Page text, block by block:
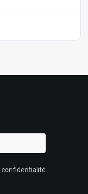
confidentialité